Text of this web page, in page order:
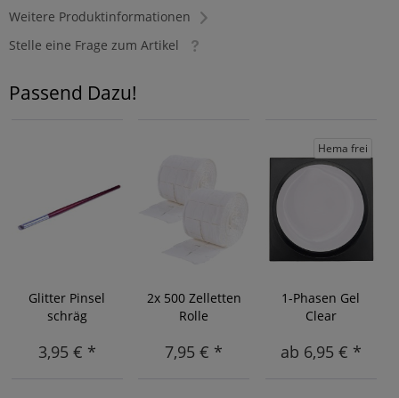
Weitere Produktinformationen
Stelle eine Frage zum Artikel
Passend Dazu!
Glitter Pinsel
schräg
3,95 € *
2x 500 Zelletten
Rolle
7,95 € *
Hema frei
1-Phasen Gel
Clear
ab 6,95 € *